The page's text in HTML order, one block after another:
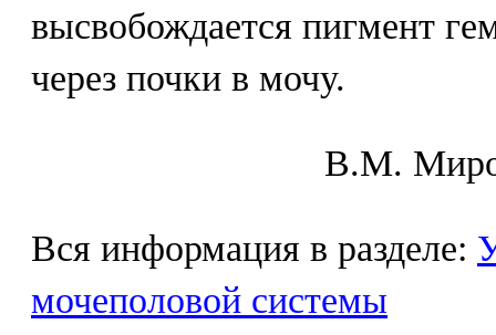
высвобождается пигмент
через почки в мочу.
В.М.
Вся информация в разделе:
мочеполовой системы